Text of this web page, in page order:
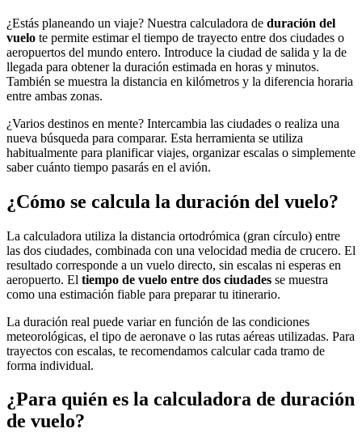
¿Estás planeando un viaje? Nuestra calculadora de duración del
vuelo te permite estimar el tiempo de trayecto entre dos ciudades o
aeropuertos del mundo entero. Introduce la ciudad de salida y la de
llegada para obtener la duración estimada en horas y minutos.
También se muestra la distancia en kilómetros y la diferencia horaria
entre ambas zonas.
¿Varios destinos en mente? Intercambia las ciudades o realiza una
nueva búsqueda para comparar. Esta herramienta se utiliza
habitualmente para planificar viajes, organizar escalas o simplemente
saber cuánto tiempo pasarás en el avión.
¿Cómo se calcula la duración del vuelo?
La calculadora utiliza la distancia ortodrómica (gran círculo) entre
las dos ciudades, combinada con una velocidad media de crucero. El
resultado corresponde a un vuelo directo, sin escalas ni esperas en
aeropuerto. El tiempo de vuelo entre dos ciudades se muestra
como una estimación fiable para preparar tu itinerario.
La duración real puede variar en función de las condiciones
meteorológicas, el tipo de aeronave o las rutas aéreas utilizadas. Para
trayectos con escalas, te recomendamos calcular cada tramo de
forma individual.
¿Para quién es la calculadora de duración
de vuelo?